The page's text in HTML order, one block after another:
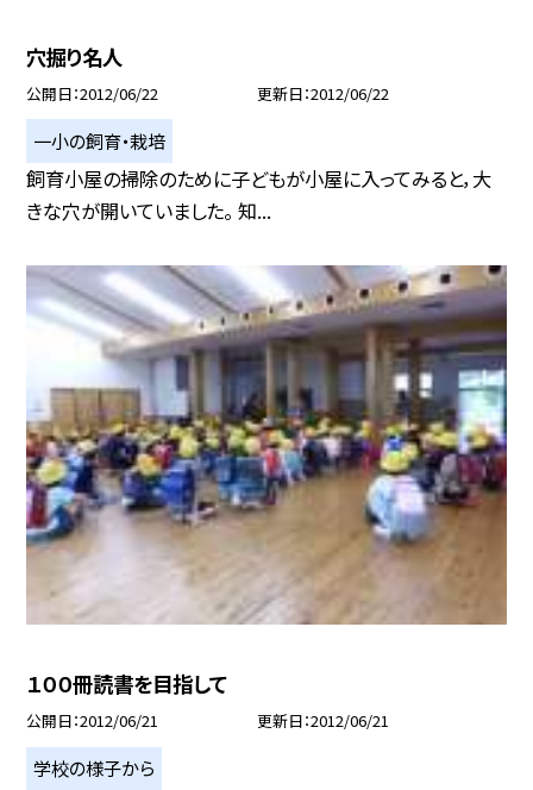
穴掘り名人
公開日 2012/06/22 更新日 2012/06/22
一小の飼育・栽培
飼育小屋の掃除のために子どもが小屋に入ってみると，大
きな穴が開いていました。 知...
１００冊読書を目指して
公開日 2012/06/21 更新日 2012/06/21
学校の様子から